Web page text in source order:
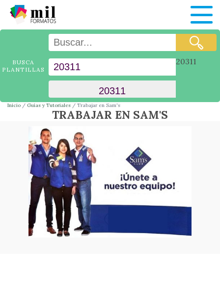
BUSCA
PLANTILLAS
20311
Inicio Guías y Tutoriales Trabajar en Sam's
TRABAJAR EN SAM'S